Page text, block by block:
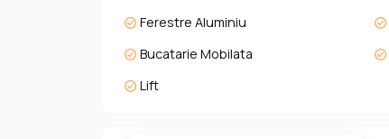
Ferestre Aluminiu
Bucatarie Mobilata
Lift